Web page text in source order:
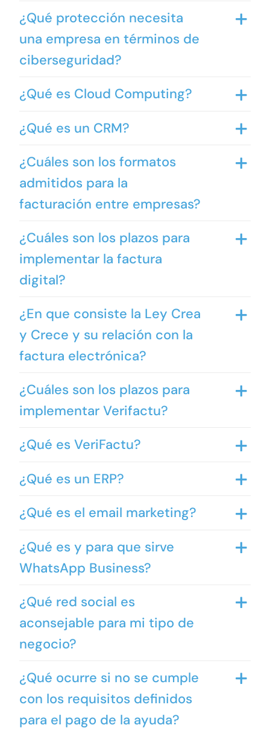
¿Qué protección necesita
una empresa en términos de
ciberseguridad?
¿Qué es Cloud Computing?
¿Qué es un CRM?
¿Cuáles son los formatos
admitidos para la
facturación entre empresas?
¿Cuáles son los plazos para
implementar la factura
digital?
¿En que consiste la Ley Crea
y Crece y su relación con la
factura electrónica?
¿Cuáles son los plazos para
implementar Verifactu?
¿Qué es VeriFactu?
¿Qué es un ERP?
¿Qué es el email marketing?
¿Qué es y para que sirve
WhatsApp Business?
¿Qué red social es
aconsejable para mi tipo de
negocio?
¿Qué ocurre si no se cumple
con los requisitos definidos
para el pago de la ayuda?